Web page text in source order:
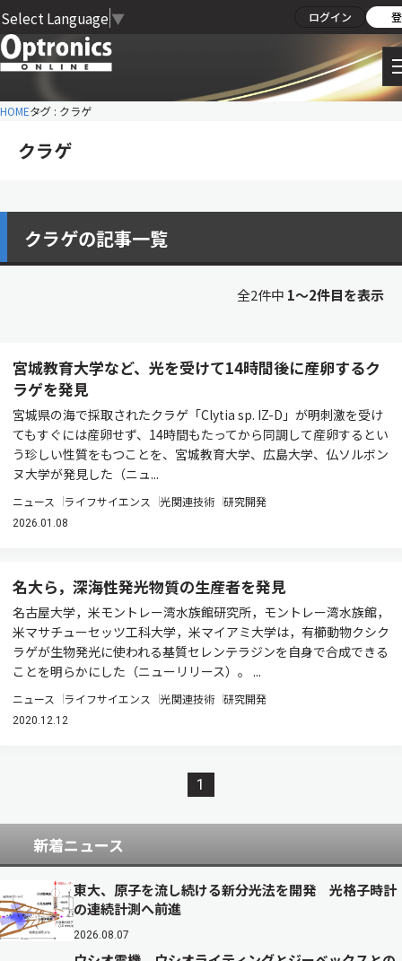
Select Language ▼ ログイン
HOMEタグ : クラゲ
クラゲ
クラゲの記事一覧
全2件中 1〜2件目を表示
宮城教育大学など、光を受けて14時間後に産卵するク
ラゲを発見
宮城県の海で採取されたクラゲ「Clytia sp. IZ-D」が明刺激を受け
てもすぐには産卵せず、14時間もたってから同調して産卵するとい
う珍しい性質をもつことを、宮城教育大学、広島大学、仏ソルボン
ヌ大学が発見した（ニュ...
ニュース ライフサイエンス 光関連技術 研究開発
2026.01.08
名大ら，深海性発光物質の生産者を発見
名古屋大学，米モントレー湾水族館研究所，モントレー湾水族館，
米マサチューセッツ工科大学，米マイアミ大学は，有櫛動物クシク
ラゲが生物発光に使われる基質セレンテラジンを自身で合成できる
ことを明らかにした（ニューリリース）。 ...
ニュース ライフサイエンス 光関連技術 研究開発
2020.12.12
1
新着ニュース
東大、原子を流し続ける新分光法を開発 光格子時計
の連続計測へ前進
2026.08.07